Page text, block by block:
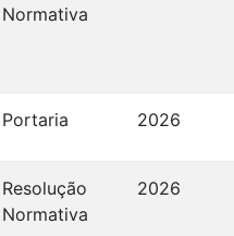
Normativa
Portaria 2026
Resolução
Normativa
2026